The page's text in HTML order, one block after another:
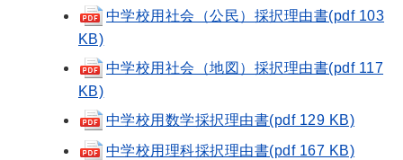
中学校用社会（公民）採択理由書(pdf 103
KB)
中学校用社会（地図）採択理由書(pdf 117
KB)
中学校用数学採択理由書(pdf 129 KB)
中学校用理科採択理由書(pdf 167 KB)